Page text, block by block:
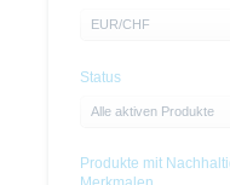
EUR/CHF
Status
Alle aktiven Produkte
Produkte mit